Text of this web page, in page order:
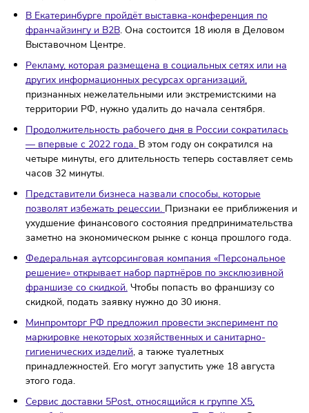
Сервис «Яндекс Еда» добавил ассистента,
основе нейросети.Новый инструмент подскажет, куда
можно сходить, где лучше заказать доставку и как
забронировать стол в ресторане.
В Екатеринбурге пройдёт выставка-конференция по
франчайзингу и B2B. Она состоится 18 июля в
Выставочном Центре.
Рекламу, которая размещена в социальных сетях или
других информационных ресурсах организаций,
признанных нежелательными или экстремистскими на
территории РФ, нужно удалить до начала сентября.
Продолжительность рабочего дня в России
— впервые с 2022 года.В этом году он сократился на
четыре минуты, его длительность теперь составляет
часов 32 минуты.
Представители бизнеса назвали способы, которые
позволят избежать рецессии.Признаки ее
ухудшение финансового состояния
заметно на экономическом рынке с конца прошлого
Федеральная аутсорсинговая компания
решение» открывает набор партнёров по
франшизе со скидкой.
скидкой, подать заявку нужно до 30 июня.